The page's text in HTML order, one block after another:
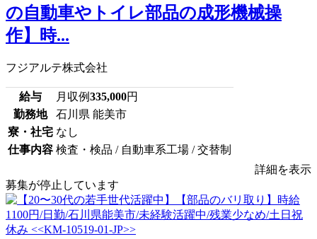
の自動車やトイレ部品の成形機械操
作】時...
フジアルテ株式会社
給与 月収例335,000円
勤務地
石川県 能美市
寮・社宅 なし
仕事内容 検査・検品 / 自動車系工場 / 交替制
詳細を表示
募集が停止しています